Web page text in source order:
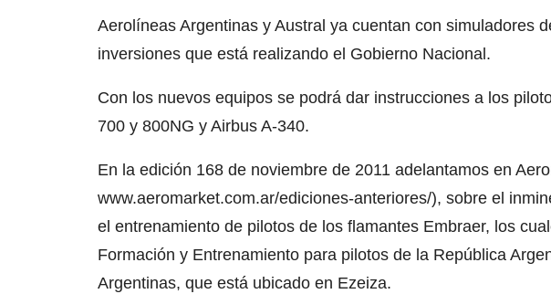
Aerolíneas Argentinas y Austral ya cuentan con simuladores
inversiones que está realizando el Gobierno Nacional.
Con los nuevos equipos se podrá dar instrucciones a los
700 y 800NG y Airbus A-340.
En la edición 168 de noviembre de 2011 adelantamos en
www.aeromarket.com.ar/ediciones-anteriores/), sobre el
el entrenamiento de pilotos de los flamantes Embraer, los
Formación y Entrenamiento para pilotos de la República
Argentinas, que está ubicado en Ezeiza.